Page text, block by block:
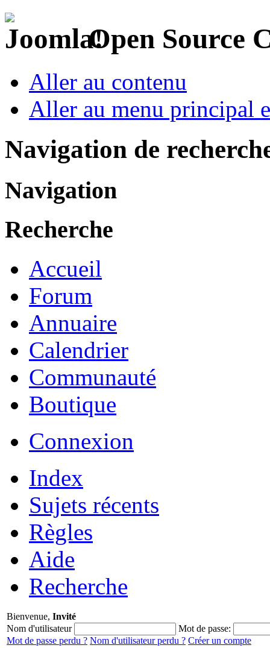
Open Source
Aller au contenu
Aller au menu principal
Navigation de
Navigation
Recherche
Accueil
Forum
Annuaire
Calendrier
Communauté
Boutique
Connexion
Index
Sujets récents
Règles
Aide
Recherche
Bienvenue, Invité
Nom d'utilisateur
Mot de passe:
Mot de passe perdu ? Nom d'utilisateur perdu ? Créer un compte